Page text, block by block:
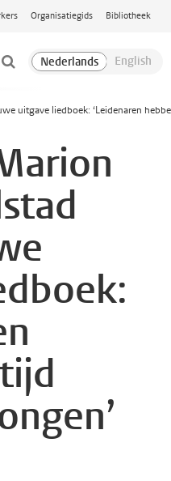
Organisatiegids Bibliotheek
uitgave liedboek: ‘Leidenaren